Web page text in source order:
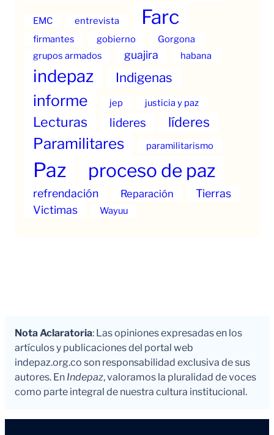
EMC entrevista Farc
firmantes gobierno
Gorgona
grupos armados
guajira habana
indepaz Indigenas
informe jep justicia y paz
Lecturas lideres líderes
Paramilitares paramilitarismo
Paz proceso de paz
refrendación Reparación
Tierras
Victimas
Wayuu
Nota Aclaratoria: Las opiniones expresadas en los
artículos y publicaciones del portal web
indepaz.org.co son responsabilidad exclusiva de sus
autores. En Indepaz, valoramos la pluralidad de voces
como parte integral de nuestra cultura institucional.